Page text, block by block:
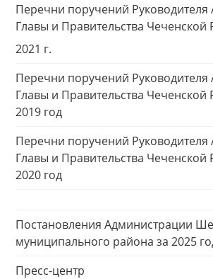
Перечни поручений
Главы и Правительства Чеченской
2021 г.
Перечни поручений
Главы и Правительства Чеченской
2019 год
Перечни поручений
Главы и Правительства Чеченской
2020 год
Постановления Администрации
муниципального района за 2025
Пресс-центр